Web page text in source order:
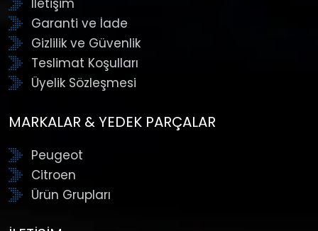
İletişim
Garanti ve İade
Gizlilik ve Güvenlik
Teslimat Koşulları
Üyelik Sözleşmesi
MARKALAR & YEDEK PARÇALAR
Peugeot
Citroen
Ürün Grupları